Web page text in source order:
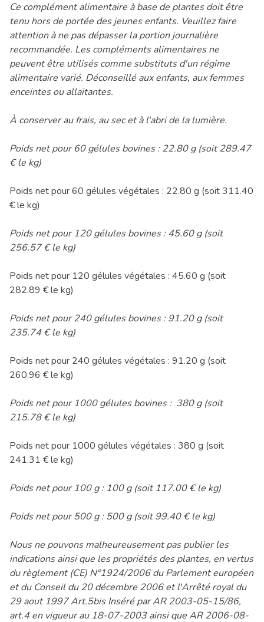
Ce complément alimentaire à base de plantes doit être
tenu hors de portée des jeunes enfants. Veuillez faire
attention à ne pas dépasser la portion journalière
recommandée. Les compléments alimentaires ne
peuvent être utilisés comme substituts d'un régime
alimentaire varié. Déconseillé aux enfants, aux femmes
enceintes ou allaitantes.
À conserver au frais, au sec et à l'abri de la lumière.
Poids net pour 60 gélules bovines : 22.80 g (soit 289.47
€ le kg)
Poids net pour 60 gélules végétales : 22.80 g (soit 311.40
€ le kg)
Poids net pour 120 gélules bovines : 45.60 g (soit
256.57 € le kg)
Poids net pour 120 gélules végétales : 45.60 g (soit
282.89 € le kg)
Poids net pour 240 gélules bovines : 91.20 g (soit
235.74 € le kg)
Poids net pour 240 gélules végétales : 91.20 g (soit
260.96 € le kg)
Poids net pour 1000 gélules bovines : 380 g (soit
215.78 € le kg)
Poids net pour 1000 gélules végétales : 380 g (soit
241.31 € le kg)
Poids net pour 100 g : 100 g (soit 117.00 € le kg)
Poids net pour 500 g : 500 g (soit 99.40 € le kg)
Nous ne pouvons malheureusement pas publier les
indications ainsi que les propriétés des plantes, en vertus
du règlement (CE) N°1924/2006 du Parlement européen
et du Conseil du 20 décembre 2006 et l'Arrêté royal du
29 aout 1997 Art.5bis Inséré par AR 2003-05-15/86,
art.4 en vigueur au 18-07-2003 ainsi que AR 2006-08-